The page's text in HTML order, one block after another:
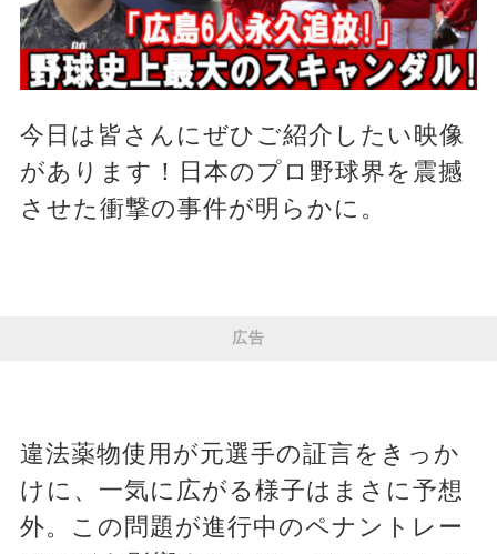
今日は皆さんにぜひご紹介したい映像
があります！日本のプロ野球界を震撼
させた衝撃の事件が明らかに。
広告
違法薬物使用が元選手の証言をきっか
けに、一気に広がる様子はまさに予想
外。この問題が進行中のペナントレー